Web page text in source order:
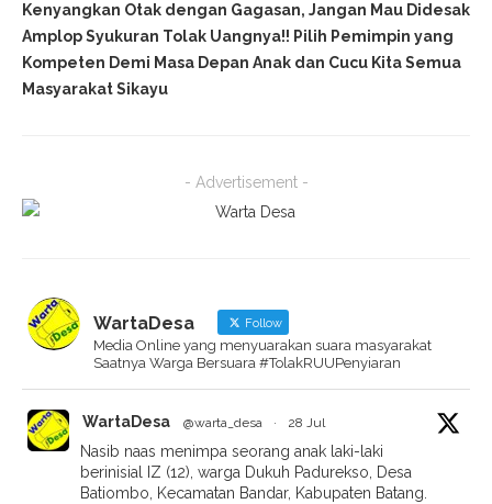
Kenyangkan Otak dengan Gagasan, Jangan Mau Didesak
Amplop Syukuran Tolak Uangnya!! Pilih Pemimpin yang
Kompeten Demi Masa Depan Anak dan Cucu Kita Semua
Masyarakat Sikayu
- Advertisement -
WartaDesa Follow
Media Online yang menyuarakan suara masyarakat
Saatnya Warga Bersuara #TolakRUUPenyiaran
WartaDesa @warta_desa · 28 Jul
Nasib naas menimpa seorang anak laki-laki
berinisial IZ (12), warga Dukuh Padurekso, Desa
Batiombo, Kecamatan Bandar, Kabupaten Batang.